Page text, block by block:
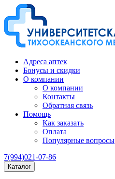
Адреса аптек
Бонусы и скидки
О компании
О компании
Контакты
Обратная связь
Помощь
Как заказать
Оплата
Популярные вопросы
7(994)021-07-86
Каталог